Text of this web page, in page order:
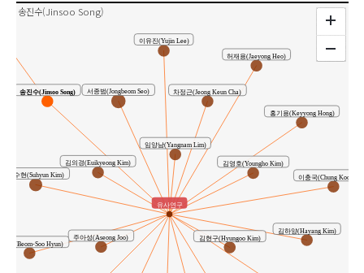
송진수(Jinsoo Song)
김수현(Suhyun Kim)
김영호(Youngho Kim)
김의경(Euikyeong Kim)
김하양(Hayang Kim)
김현구(Hyungoo Kim)
서종범(Jongbeom Seo)
이유진(Yujin Lee)
이충국(Chung Kook
임양남(Yangnam Lim)
주아성(Aseong Joo)
차정근(Jeong Keun Cha)
허재용(Jaeyong Heo)
범수(Beom-Soo Hyun)
홍기용(Keyyong Hong)
송진수(Jinsoo Song)
유사연구